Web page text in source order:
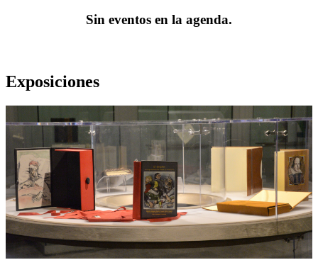
Sin eventos en la agenda.
Exposiciones